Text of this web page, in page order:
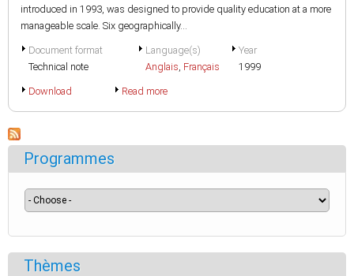
introduced in 1993, was designed to provide quality education at a more
manageable scale. Six geographically...
Document format
Technical note
Language(s)
Anglais, Français
Year
1999
Download Read more
Programmes
Thèmes